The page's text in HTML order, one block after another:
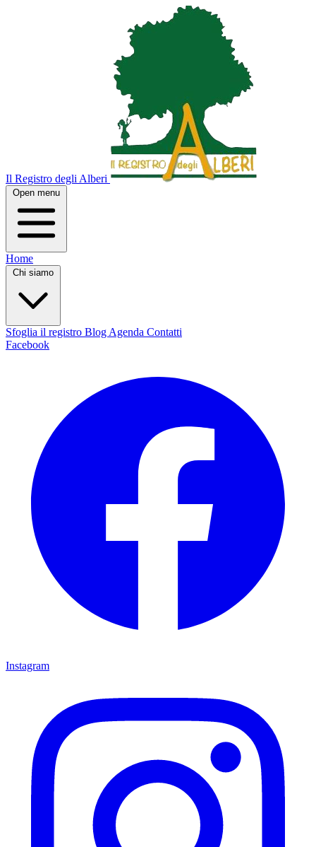
Il Registro degli Alberi
Open menu
Home
Chi siamo
Sfoglia il registro Blog Agenda Contatti
Facebook
Instagram